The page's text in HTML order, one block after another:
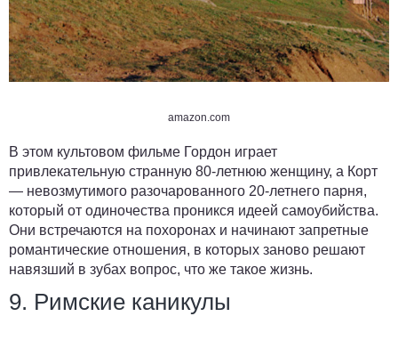
amazon.com
В этом культовом фильме Гордон играет
привлекательную странную 80-летнюю женщину, а Корт
— невозмутимого разочарованного 20-летнего парня,
который от одиночества проникся идеей самоубийства.
Они встречаются на похоронах и начинают запретные
романтические отношения, в которых заново решают
навязший в зубах вопрос, что же такое жизнь.
9. Римские каникулы